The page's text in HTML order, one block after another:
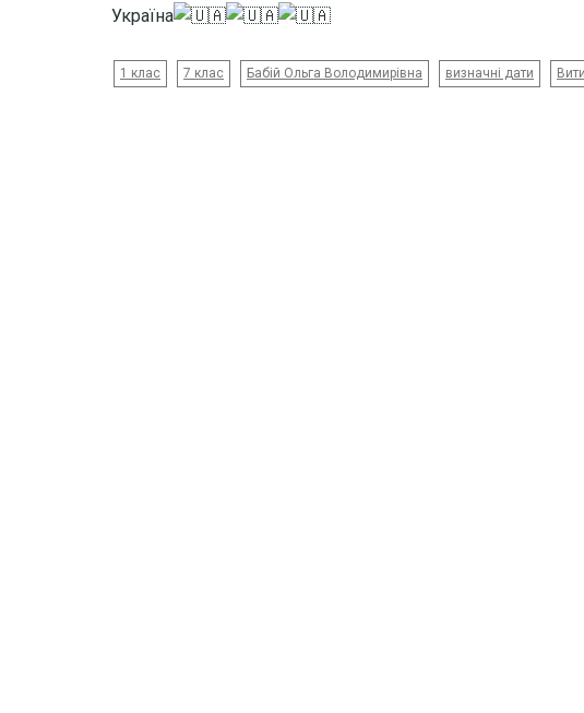
Україна
1 клас 7 клас Бабій Ольга Володимирівна визначні дати